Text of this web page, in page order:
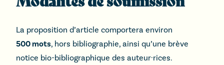
La proposition d’article comportera environ
500 mots, hors bibliographie, ainsi qu’une brève
notice bio-bibliographique des auteur·rices.